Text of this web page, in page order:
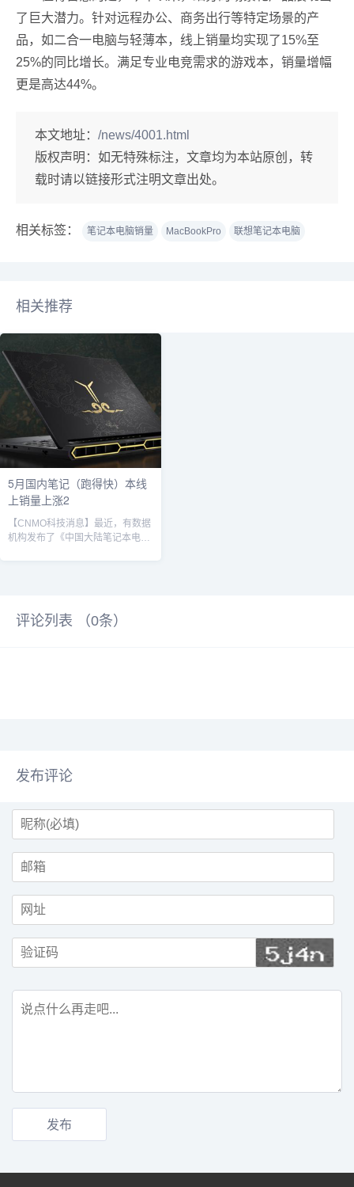
了巨大潜力。针对远程办公、商务出行等特定场景的产
品，如二合一电脑与轻薄本，线上销量均实现了15%至
25%的同比增长。满足专业电竞需求的游戏本，销量增幅
更是高达44%。
本文地址： /news/4001.html
版权声明： 如无特殊标注，文章均为本站原创，转
载时请以链接形式注明文章出处。
相关标签： 笔记本电脑销量 MacBookPro 联想笔记本电脑
相关推荐
5月国内笔记（跑得快）本线
上销量上涨2
【CNMO科技消息】最近，有数据
机构发布了《中国大陆笔记本电脑
笔记本电脑品牌竞争格局方面，联
评论列表 （0条）
发布评论